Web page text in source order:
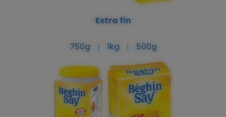
Extra fin
750g 1kg 500g